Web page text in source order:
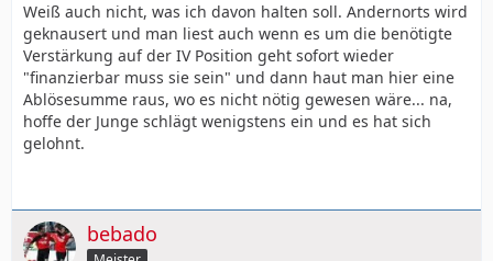
Weiß auch nicht, was ich davon halten soll. Andernorts wird
geknausert und man liest auch wenn es um die benötigte
Verstärkung auf der IV Position geht sofort wieder
"finanzierbar muss sie sein" und dann haut man hier eine
Ablösesumme raus, wo es nicht nötig gewesen wäre... na,
hoffe der Junge schlägt wenigstens ein und es hat sich
gelohnt.
bebado